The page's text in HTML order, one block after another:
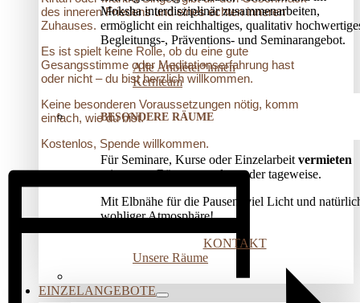
Moksha interdisziplinär zusammenarbeiten,
ermöglicht ein reichhaltiges, qualitativ
Begleitungs-, Präventions­- und Seminarangebot.
Alle Anbieter*innen
Kernteam
BESONDERE RÄUME
Für Seminare, Kurse oder Einzelarbeit vermieten
wir unsere Räume stunden- oder tageweise.
Mit Elbnähe für die Pausen, viel Licht und
wohliger Atmosphäre!
KONTAKT
Unsere Räume
EINZELANGEBOTE
des inneren Friedens und eines echten inneren
Zuhauses.
Es ist spielt keine Rolle, ob du eine gute
Gesangsstimme oder Meditationserfahrung hast
oder nicht – du bist herzlich willkommen.
Keine besonderen Voraussetzungen nötig, komm
einfach, wie du bist.
Kostenlos, Spende willkommen.